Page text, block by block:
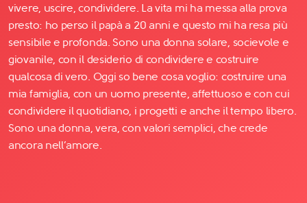
vivere, uscire, condividere. La vita mi ha messa alla prova
presto: ho perso il papà a 20 anni e questo mi ha resa più
sensibile e profonda. Sono una donna solare, socievole e
giovanile, con il desiderio di condividere e costruire
qualcosa di vero. Oggi so bene cosa voglio: costruire una
mia famiglia, con un uomo presente, affettuoso e con cui
condividere il quotidiano, i progetti e anche il tempo libero.
Sono una donna, vera, con valori semplici, che crede
ancora nell’amore.